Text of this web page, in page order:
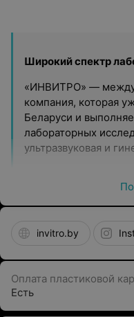
Широкий спектр
«ИНВИТРО» —
компания, которая
Беларуси и
лабораторных
ультразвуковая и
автоматические
выполнения
оригинальные
Удобные способы
invitro.by
Оплата пластиковой
Есть